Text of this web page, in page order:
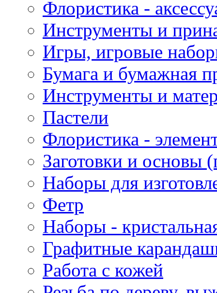
Флористика -
Инструменты и
Игры, игровые
Бумага и бумажная
Инструменты и
Пастели
Флористика -
Заготовки и основы
Наборы для
Фетр
Наборы -
Графитные
Работа с кожей